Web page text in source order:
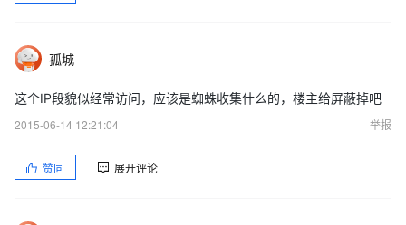
孤城
这个IP段貌似经常访问，应该是蜘蛛收集什么的，楼主给屏蔽掉吧
2015-06-14 12:21:04
举报
赞同 展开评论